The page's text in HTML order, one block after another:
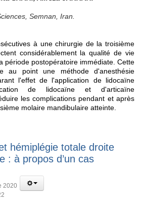
Semnan, Iran.
à une chirurgie de la troisième
considérablement la qualité de vie
période postopératoire immédiate. Cette
au point une méthode d'anesthésie
l'effet de l'application de lidocaïne
de lidocaïne et d'articaïne
les complications pendant et après
molaire mandibulaire atteinte.
hémiplégie totale droite
: à propos d’un cas
2020